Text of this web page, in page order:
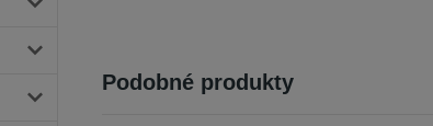
Podobné produkty